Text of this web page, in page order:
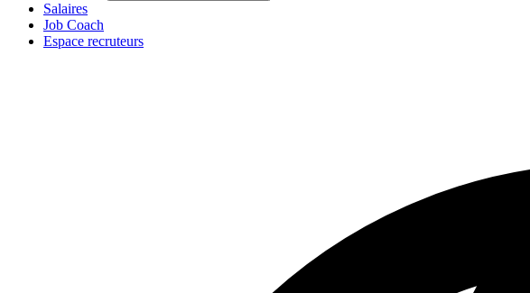
Salaires
Job Coach
Espace recruteurs